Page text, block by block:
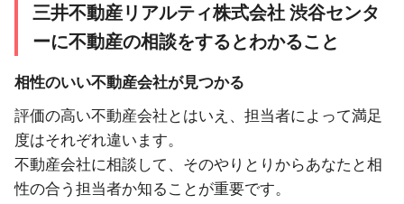
三井不動産リアルティ株式会社 渋谷センタ
ーに不動産の相談をするとわかること
相性のいい不動産会社が見つかる
評価の高い不動産会社とはいえ、担当者によって満足
度はそれぞれ違います。
不動産会社に相談して、そのやりとりからあなたと相
性の合う担当者か知ることが重要です。